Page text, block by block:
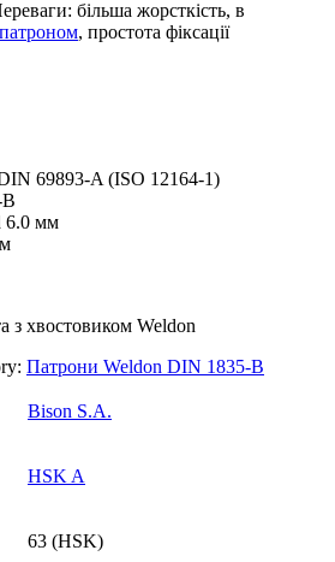
більша жорсткість, в
, простота фіксації
69893-A (ISO 12164-1)
6.0 мм
з хвостовиком Weldon
Патрони Weldon DIN 1835-B
Bison S.A.
HSK A
63 (HSK)